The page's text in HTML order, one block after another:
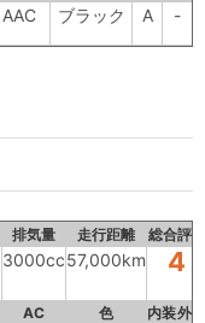
AAC ブラック A -
排気量 走行距離 総合評価
3000cc57,000km 4
AC 色 内装外装